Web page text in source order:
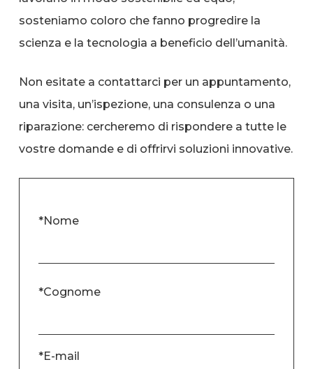
sosteniamo coloro che fanno progredire la
scienza e la tecnologia a beneficio dell’umanità.
Non esitate a contattarci per un appuntamento,
una visita, un’ispezione, una consulenza o una
riparazione: cercheremo di rispondere a tutte le
vostre domande e di offrirvi soluzioni innovative.
*Nome
*Cognome
*E-mail